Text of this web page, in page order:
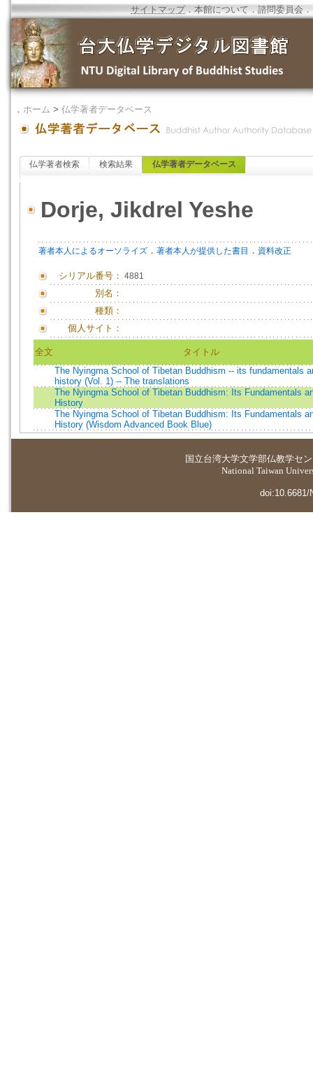
サイトマップ．本館について ．諮問委員会 ．
． ホーム > 仏学著者データベース
仏学著者検索 検索結果 仏学著者データベース
Dorje, Jikdrel Yeshe
著者本人によるオーソライズ ． 著者本人が提供した書目 ． 資料改正
シリアル番号： 4881
別名：
種類：
個人サイト：
全文
タイトル
The Nyingma School of Tibetan Buddhism -- its fundamentals
history (Vol. 1) -- The translations
The Nyingma School of Tibetan Buddhism: Its Fundamentals
History
The Nyingma School of Tibetan Buddhism: Its Fundamentals
History (Wisdom Advanced Book Blue)
国立台湾大学文学部仏教学セ
National Taiwan
doi:10.6681/